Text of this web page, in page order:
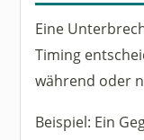
Eine
Timing
während oder
Beispiel: Ein